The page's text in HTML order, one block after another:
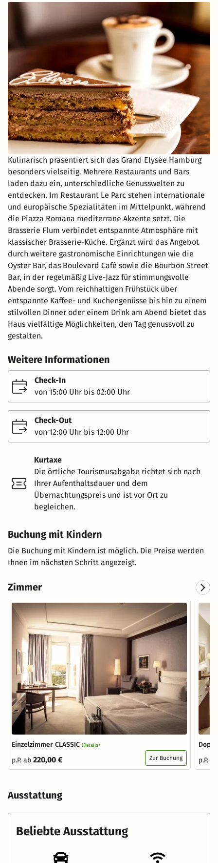
Kulinarisch präsentiert sich das Grand Elysée Hamburg
besonders vielseitig. Mehrere Restaurants und Bars
laden dazu ein, unterschiedliche Genusswelten zu
entdecken. Im Restaurant Le Parc stehen internationale
und europäische Spezialitäten im Mittelpunkt, während
die Piazza Romana mediterrane Akzente setzt. Die
Brasserie Flum verbindet entspannte Atmosphäre mit
klassischer Brasserie-Küche. Ergänzt wird das Angebot
durch weitere gastronomische Einrichtungen wie die
Oyster Bar, das Boulevard Café sowie die Bourbon Street
Bar, in der regelmäßig Live-Jazz für stimmungsvolle
Abende sorgt. Vom reichhaltigen Frühstück über
entspannte Kaffee- und Kuchengenüsse bis hin zu einem
stilvollen Dinner oder einem Drink am Abend bietet das
Haus vielfältige Möglichkeiten, den Tag genussvoll zu
gestalten.
Weitere Informationen
Check-In
von 15:00 Uhr bis 02:00 Uhr
Check-Out
von 12:00 Uhr bis 12:00 Uhr
Kurtaxe
Die örtliche Tourismusabgabe richtet sich nach
Ihrer Aufenthaltsdauer und dem
Übernachtungspreis und ist vor Ort zu
begleichen.
Buchung mit Kindern
Die Buchung mit Kindern ist möglich. Die Preise werden
Ihnen im nächsten Schritt angezeigt.
Zimmer
Einzelzimmer CLASSIC (Details)
p.P. ab 220,00 € Zur Buchung
p.P.
Ausstattung
Beliebte Ausstattung